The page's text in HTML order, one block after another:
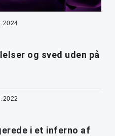
og sved uden på
i et inferno af